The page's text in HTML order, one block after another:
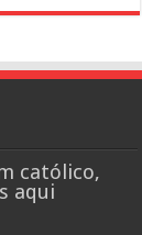
católico,
aqui